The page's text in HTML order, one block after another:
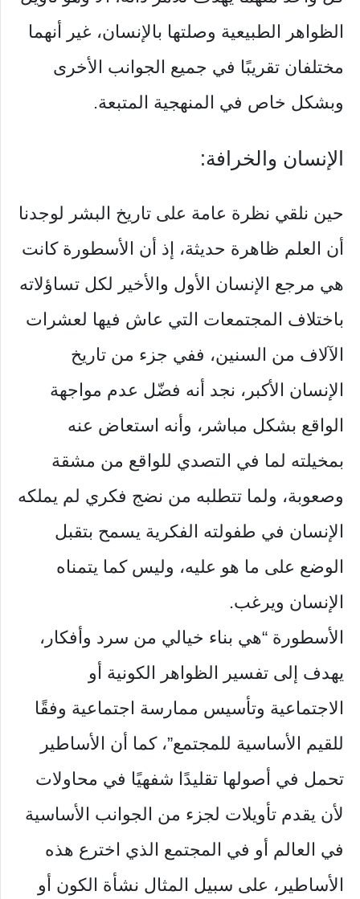
الظواهر الطبيعية وصلتها بالإنسان، غير أنهما
مختلفان تقريبًا في جميع الجوانب الأخرى
وبشكل خاص في المنهجية المتبعة.
الإنسان والخرافة:
حين نلقي نظرة عامة على تاريخ البشر لوجدنا
أن العلم ظاهرة حديثة، إذ أن الأسطورة كانت
هي مرجع الإنسان الأول والأخير لكل تساؤلاته
باختلاف المجتمعات التي عاش فيها لعشرات
الآلاف من السنين، ففي جزء من تاريخ
الإنسان الأكبر، نجد أنه فضّل عدم مواجهة
الواقع بشكل مباشر، وأنه استعاض عنه
بمخيلته لما في التصدي للواقع من مشقة
وصعوبة، ولما تتطلبه من نضج فكري لم يملكه
الإنسان في طفولته الفكرية يسمح بتقبل
الوضع على ما هو عليه، وليس كما يتمناه
الإنسان ويرغب.
الأسطورة “هي بناء خيالي من سرد وأفكار،
يهدف إلى تفسير الظواهر الكونية أو
الاجتماعية وتأسيس ممارسة اجتماعية وفقًا
للقيم الأساسية للمجتمع”، كما أن الأساطير
تحمل في أصولها تقليدًا شفهيًا في محاولات
لأن يقدم تأويلات لجزء من الجوانب الأساسية
في العالم أو في المجتمع الذي اخترع هذه
الأساطير، على سبيل المثال نشأة الكون أو